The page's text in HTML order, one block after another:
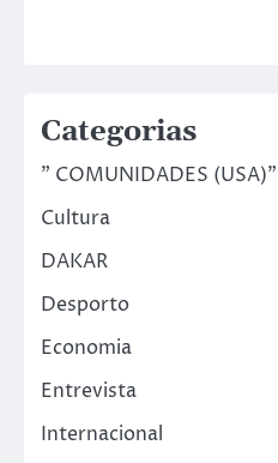
Categorias
" COMUNIDADES (USA)"
Cultura
DAKAR
Desporto
Economia
Entrevista
Internacional